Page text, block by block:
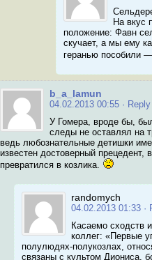
На вкус
положение: Фавн
скучает, а мы ему
геранью пособили
b_a_lamun
04.02.2013 00:55 · Reply
У Гомера, вроде бы,
следы не оставлял на
ведь любознательные детишки
известен достоверный прецедент,
превратился в козлика.
randomych
04.02.2013 01:33 ·
Касаемо сходств
коллег: «Первые
полулюдях-полукозлах,
связаны с культом Диониса,